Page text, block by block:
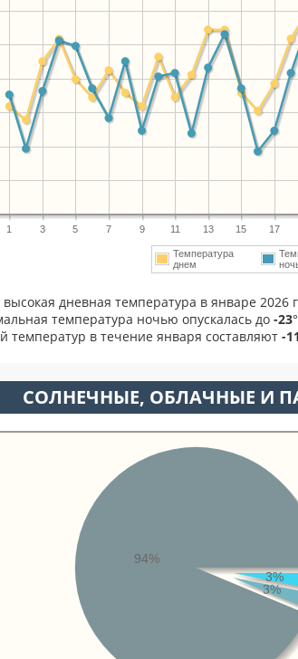
1 3 5 7 9 11 13 15 17
Температура
днем
дневная температура в январе 2026
температура ночью опускалась до -23
температур в течение января составляют -
CОЛНЕЧНЫЕ, ОБЛАЧНЫЕ И
3%
3%
94%